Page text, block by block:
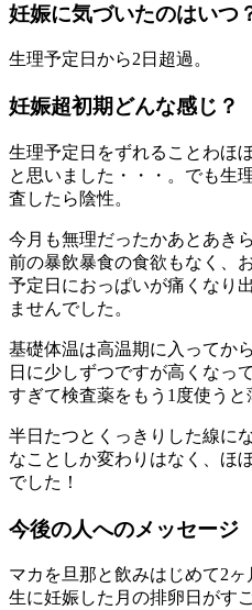
妊娠に気づいたのはいつ
生理予定日から2日超過。
妊娠超初期どんな感じ？
生理予定日をずれることわほ
と思いました・・・。でも生
査したら陰性。
今月も無理だったかあとあき
前の暴飲暴食の食欲もなく、
予定日におっぱいが痛くなり
ませんでした。
基礎体温は高温期に入ってか
日に少しずつですが高くなっ
すぎて検査薬をもう1度使うと
半日たつとくっきりした線に
なことしか変わりはなく、ほ
でした！
今後の人へのメッセージ
マカを旦那と飲みはじめて2
生に妊娠した月の排卵日がす